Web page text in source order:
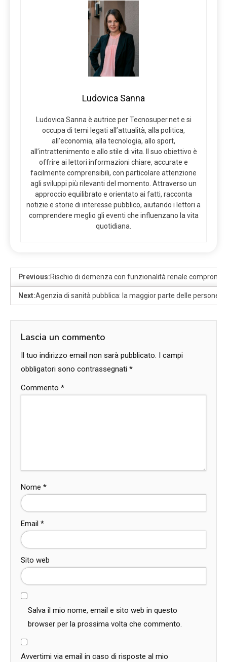
Ludovica Sanna
Ludovica Sanna è autrice per Tecnosuper.net e si
occupa di temi legati all’attualità, alla politica,
all’economia, alla tecnologia, allo sport,
all’intrattenimento e allo stile di vita. Il suo obiettivo è
offrire ai lettori informazioni chiare, accurate e
facilmente comprensibili, con particolare attenzione
agli sviluppi più rilevanti del momento. Attraverso un
approccio equilibrato e orientato ai fatti, racconta
notizie e storie di interesse pubblico, aiutando i lettori a
comprendere meglio gli eventi che influenzano la vita
quotidiana.
Previous:Rischio di demenza con funzionalità renale
Next:Agenzia di sanità pubblica: la maggior parte delle persone
Lascia un commento
Il tuo indirizzo email non sarà pubblicato. I campi
obbligatori sono contrassegnati *
Commento *
Nome *
Email *
Sito web
Salva il mio nome, email e sito web in questo
browser per la prossima volta che commento.
Avvertimi via email in caso di risposte al mio